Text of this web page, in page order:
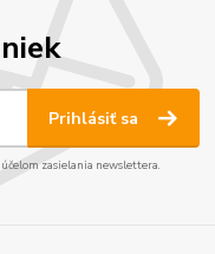
Prihlásiť sa
účelom zasielania newslettera.